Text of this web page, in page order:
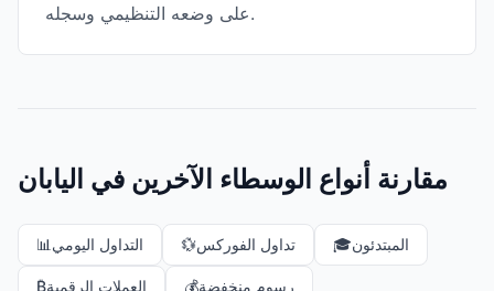
على وضعه التنظيمي وسجله.
مقارنة أنواع الوسطاء الآخرين في اليابان
📊 التداول اليومي 💱تداول الفوركس 🎓المبتدئون
₿العملات الرقمية 💰رسوم منخفضة